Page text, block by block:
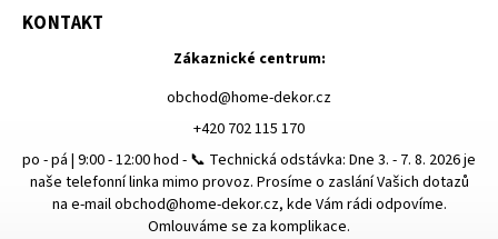
KONTAKT
Zákaznické centrum:
obchod@home-dekor.cz
+420 702 115 170
po - pá | 9:00 - 12:00 hod - 📞 Technická odstávka: Dne 3. - 7. 8. 2026 je
naše telefonní linka mimo provoz. Prosíme o zaslání Vašich dotazů
na e-mail obchod@home-dekor.cz, kde Vám rádi odpovíme.
Omlouváme se za komplikace.